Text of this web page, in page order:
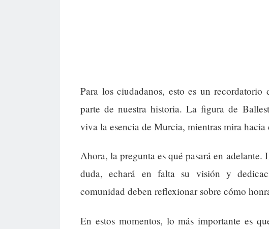
Para los ciudadanos, esto es un
parte de nuestra historia. La figura de
viva la esencia de Murcia, mientras mira hacia
Ahora, la pregunta es qué pasará en
duda, echará en falta su visión y
comunidad deben reflexionar sobre cómo
En estos momentos, lo más importante es